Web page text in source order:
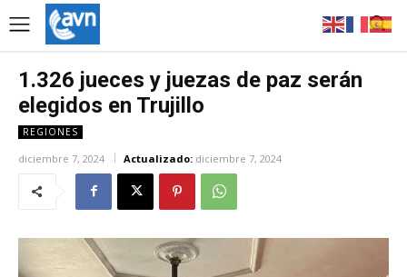
1.326 jueces y juezas de paz serán
elegidos en Trujillo
REGIONES
diciembre 7, 2024 Actualizado: diciembre 7, 2024